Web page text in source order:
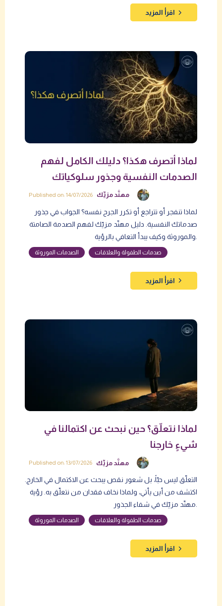
اقرأ المزيد
لماذا أتصرف هكذا؟ دليلك الكامل لفهم
الصدمات النفسية وجذور سلوكياتك
مهنَّد مزيِّك Published on: 14/07/2026
لماذا تنفجر أو تتراجع أو تكرر الجرح نفسه؟ الجواب في جذور
صدماتك النفسية. دليل مهنّد مزيّك لفهم الصدمة الصامتة
صدمات الطفولة والعلاقات الصدمات الموروثة
اقرأ المزيد
لماذا نتعلّق؟ حين نبحث عن اكتمالنا في
شيءٍ خارجنا
مهنَّد مزيِّك Published on: 13/07/2026
التعلّق ليس حبّاً، بل شعور نقص يبحث عن الاكتمال في الخارج.
اكتشف من أين يأتي، ولماذا نخاف فقدان من نتعلّق به. رؤية
مهنّد مزيّك في شفاء الجذور.
صدمات الطفولة والعلاقات الصدمات الموروثة
اقرأ المزيد